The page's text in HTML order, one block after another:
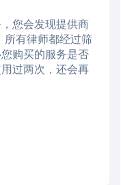
您会发现提供商
所有律师都经过筛
购买的服务是否
过两次，还会再